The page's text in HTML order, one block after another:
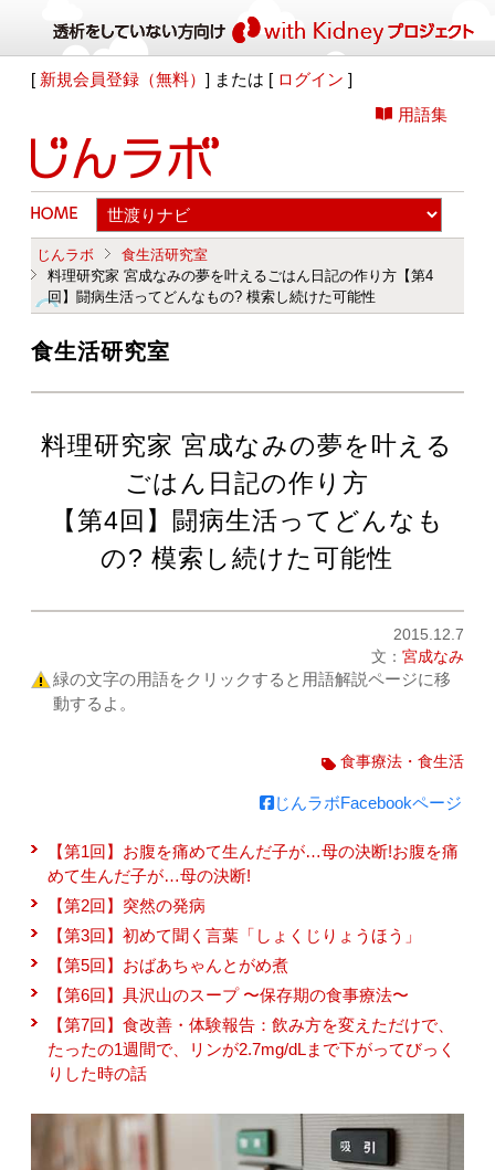
[ 新規会員登録（無料）] または [ ログイン ]
用語集
じんラボ
食生活研究室
料理研究家 宮成なみの夢を叶えるごはん日記の作り方【第4
回】闘病生活ってどんなもの? 模索し続けた可能性
食生活研究室
料理研究家 宮成なみの夢を叶える
ごはん日記の作り方
【第4回】闘病生活ってどんなも
の? 模索し続けた可能性
2015.12.7
文： 宮成なみ
緑の文字の用語をクリックすると用語解説ページに移
動するよ。
食事療法・食生活
じんラボFacebookページ
【第1回】お腹を痛めて生んだ子が…母の決断!お腹を痛
めて生んだ子が…母の決断!
【第2回】突然の発病
【第3回】初めて聞く言葉「しょくじりょうほう」
【第5回】おばあちゃんとがめ煮
【第6回】具沢山のスープ 〜保存期の食事療法〜
【第7回】食改善・体験報告：飲み方を変えただけで、
たったの1週間で、リンが2.7mg/dLまで下がってびっく
りした時の話